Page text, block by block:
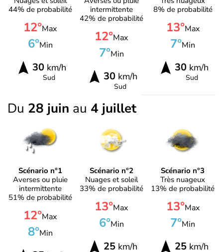
44% de probabilité
12°Max
6°Min
30km/h
Sud
intermittente
42% de probabilité
12°Max
7°Min
30km/h
Sud
8% de probabilité
13°Max
7°Min
30 km/h
Sud
Du 28 juin au 4 juillet
Scénario n°1
Averses ou pluie
intermittente
51% de probabilité
12°Max
8°Min
Scénario n°2
Nuages et soleil
33% de probabilité
13°Max
6°Min
25km/h
Scénario n°3
Très nuageux
13% de probabilité
13°Max
7°Min
25 km/h